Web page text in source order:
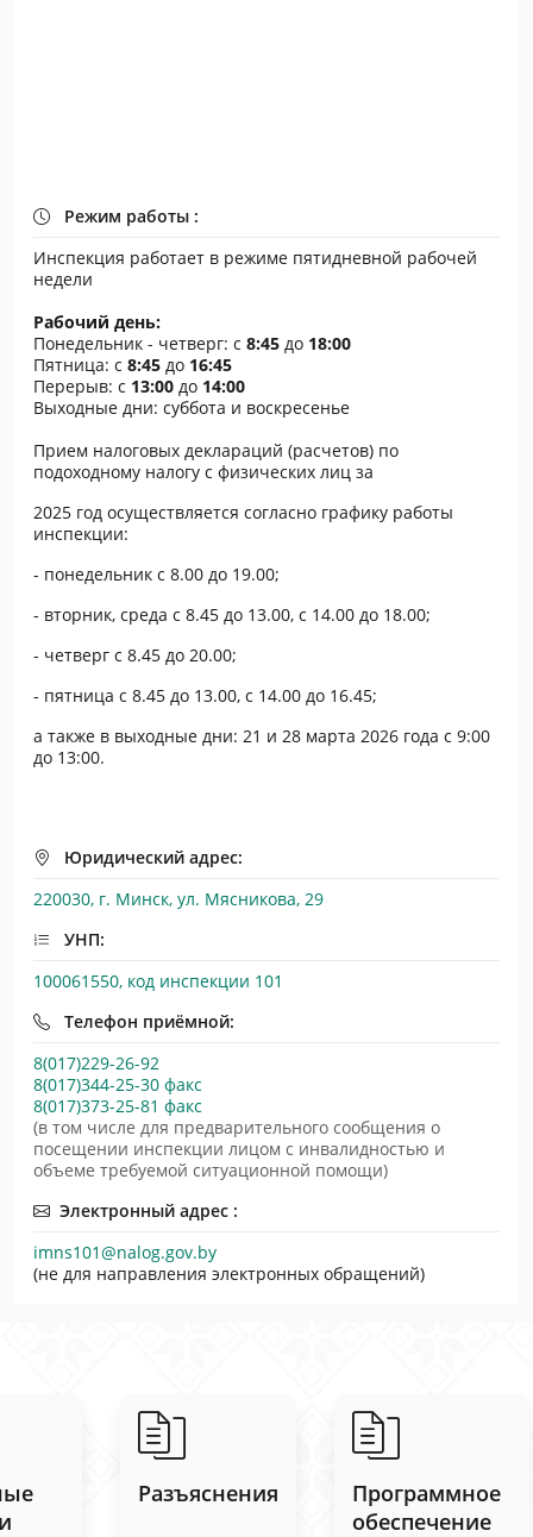
Режим работы :
Инспекция работает в режиме пятидневной рабочей
недели
Рабочий день:
Понедельник - четверг: с 8:45 до 18:00
Пятница: с 8:45 до 16:45
Перерыв: с 13:00 до 14:00
Выходные дни: суббота и воскресенье
Прием налоговых деклараций (расчетов) по
подоходному налогу с физических лиц за
2025 год осуществляется согласно графику работы
инспекции:
- понедельник с 8.00 до 19.00;
- вторник, среда с 8.45 до 13.00, с 14.00 до 18.00;
- четверг с 8.45 до 20.00;
- пятница с 8.45 до 13.00, с 14.00 до 16.45;
а также в выходные дни: 21 и 28 марта 2026 года с 9:00
до 13:00.
Юридический адрес:
220030, г. Минск, ул. Мясникова, 29
УНП:
100061550, код инспекции 101
Телефон приёмной:
8(017)229-26-92
8(017)344-25-30 факс
8(017)373-25-81 факс
(в том числе для предварительного сообщения о
посещении инспекции лицом с инвалидностью и
объеме требуемой ситуационной помощи)
Электронный адрес :
imns101@nalog.gov.by
(не для направления электронных обращений)
Разъяснения
Программное
обеспечение